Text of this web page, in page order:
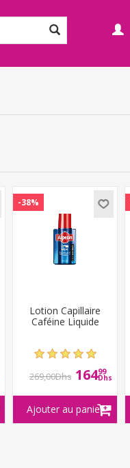
-38%
Lotion Capillaire
Caféine Liquide
269,00Dhs 16499
Dhs